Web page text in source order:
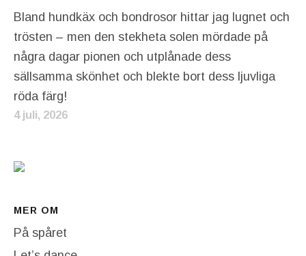
Bland hundkäx och bondrosor hittar jag lugnet och
trösten – men den stekheta solen mördade på
några dagar pionen och utplånade dess
sällsamma skönhet och blekte bort dess ljuvliga
röda färg!
4 juli, 2026
MER OM
På spåret